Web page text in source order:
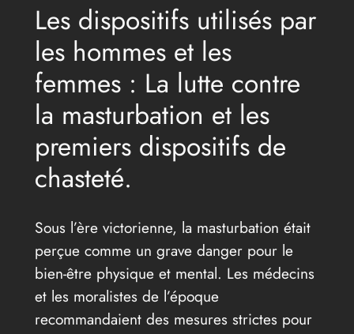
Les dispositifs utilisés par
les hommes et les
femmes : La lutte contre
la masturbation et les
premiers dispositifs de
chasteté.
Sous l’ère victorienne, la masturbation était
perçue comme un grave danger pour le
bien-être physique et mental. Les médecins
et les moralistes de l’époque
recommandaient des mesures strictes pour